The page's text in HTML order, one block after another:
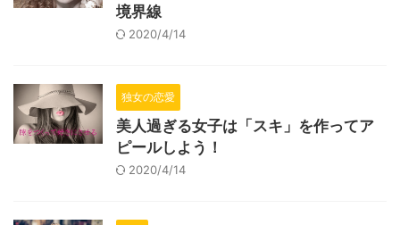
境界線
2020/4/14
独女の恋愛
美人過ぎる女子は「スキ」を作ってア
ピールしよう！
2020/4/14